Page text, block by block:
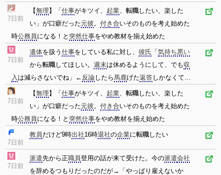
7日前
【無理 】「 仕事がキツイ、 起業、 転職したい、楽した
い」が口癖だった元彼。 付き合いそのものを考え始めた
時公務員 になる！と 突然仕事をやめ教材を揃え始めた
7日前
遺体を扱う 仕事をしている私に対し、 彼氏 「 気持ち悪い
から転職してほしい。 週末は休めるようにして、でも 収
入 は減らさないでね」← 反論したら馬鹿げた返答しかなくて…
7日前
【無理 】「 仕事がキツイ、 起業、 転職したい、楽した
い」が口癖だった元彼。 付き合いそのものを考え始めた
時公務員 になる！と 突然仕事をやめ教材を揃え始めた
7日前
教員 だけど9時出社16時退社の企業に転職したい
7日前
派遣先から正職員登用の話が来て受けた。今の派遣会社
を辞めるつもりだったのだが→「やっぱり雇えないか